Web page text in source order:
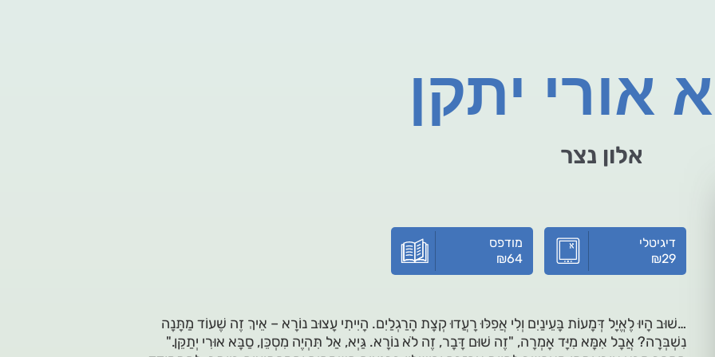
אורי יתקן
אלון נצר
דיגיטלי
₪29
מודפס
₪64
…שׁוּב הָיוּ לֶאֱיָל דְּמָעוֹת בָּעֵינַיִם וְלִי אֲפִלּוּ רָעֲדוּ קְצָת הָרַגְלַיִם. הָיִיתִי עָצוּב נוֹרָא – אֵיךְ זֶה שֶׁעוֹד מַתָּנָה
נִשְׁבְּרָה? אֲבָל אִמָּא מִיָּד אָמְרָה, "זֶה שׁוּם דָּבָר, זֶה לֹא נוֹרָא. גַּיְא, אַל תִּהְיֶה מִסְכֵּן, סַבָּא אוּרִי יְתַקֵּן."